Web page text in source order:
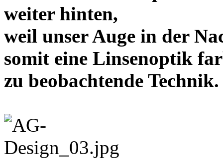
weiter hinten,
weil unser Auge in der
somit eine Linsenoptik
zu beobachtende